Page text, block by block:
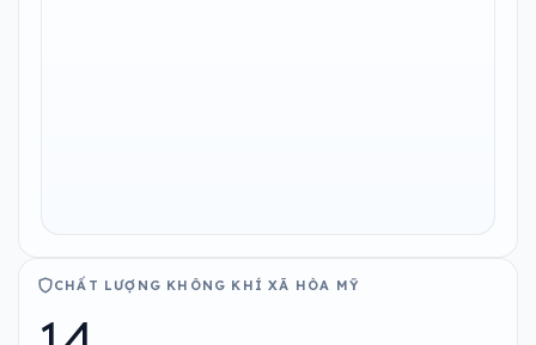
CHẤT LƯỢNG KHÔNG KHÍ XÃ HÒA MỸ